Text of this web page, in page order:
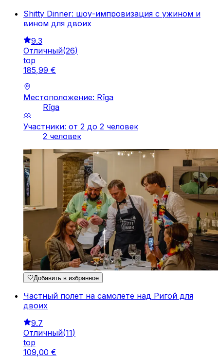
Shitty Dinner: шоу-импровизация с ужином и
вином для двоих
9.3
Отличный(26)
top
185,99 €
Местоположение: Rīga
Rīga
Участники: от 2 до 2 человек
2 человек
Добавить в избранное
Частный полет на самолете над Ригой для
двоих
9.7
Отличный(11)
top
109,00 €